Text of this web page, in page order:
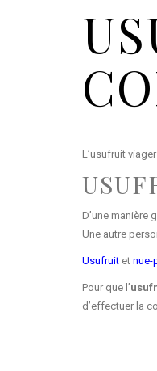
L’usufruit
D’une manière
Une autre
Usufruit et nue-
Pour que l’
d’effectuer la